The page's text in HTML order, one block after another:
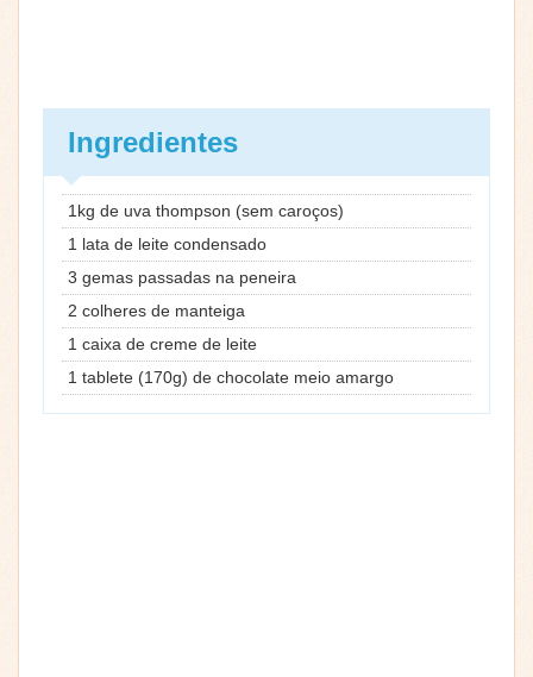
Ingredientes
1kg de uva thompson (sem caroços)
1 lata de leite condensado
3 gemas passadas na peneira
2 colheres de manteiga
1 caixa de creme de leite
1 tablete (170g) de chocolate meio amargo